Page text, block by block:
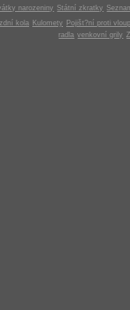
narozeniny Státní zkratky
kola Kulomety
Pojišt?ní proti
radla venkovní grily